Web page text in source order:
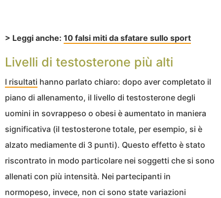
> Leggi anche: 10 falsi miti da sfatare sullo sport
Livelli di testosterone più alti
I risultati hanno parlato chiaro: dopo aver completato il
piano di allenamento, il livello di testosterone degli
uomini in sovrappeso o obesi è aumentato in maniera
significativa (il testosterone totale, per esempio, si è
alzato mediamente di 3 punti). Questo effetto è stato
riscontrato in modo particolare nei soggetti che si sono
allenati con più intensità. Nei partecipanti in
normopeso, invece, non ci sono state variazioni